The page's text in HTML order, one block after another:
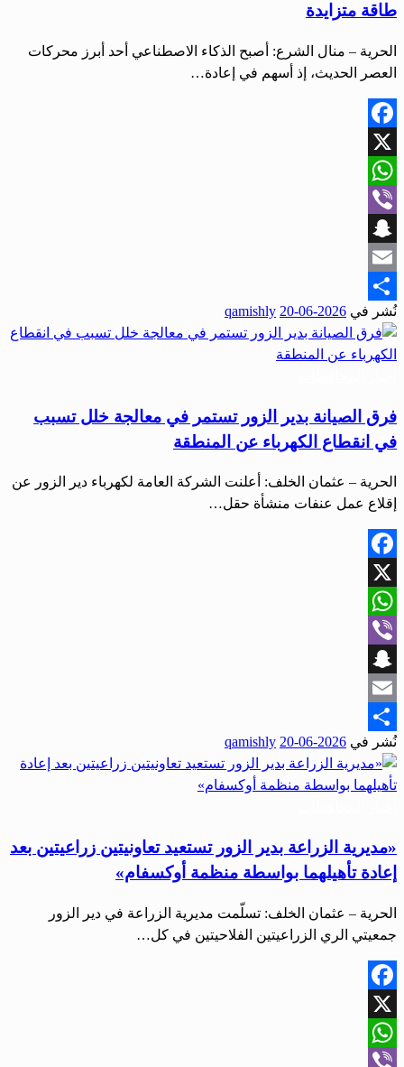
طاقة متزايدة
الحرية – منال الشرع: أصبح الذكاء الاصطناعي أحد أبرز محركات
العصر الحديث، إذ أسهم في إعادة…
Facebook
X
WhatsApp
Viber
Snapchat
Email
Share
نُشر في 2026-06-20
qamishly
فرق الصيانة بدير الزور تستمر في معالجة خلل تسبب
في انقطاع الكهرباء عن المنطقة
الحرية – عثمان الخلف: أعلنت الشركة العامة لكهرباء دير الزور عن
إقلاع عمل عنفات منشأة حقل…
Facebook
X
WhatsApp
Viber
Snapchat
Email
Share
نُشر في 2026-06-20
qamishly
«مديرية الزراعة بدير الزور تستعيد تعاونيتين زراعيتين بعد
إعادة تأهيلهما بواسطة منظمة أوكسفام»
الحرية – عثمان الخلف: تسلّمت مديرية الزراعة في دير الزور
جمعيتي الري الزراعيتين الفلاحيتين في كل…
Facebook
X
WhatsApp